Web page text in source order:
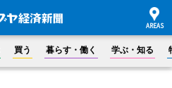
買う 暮らす・働く 学ぶ・知る